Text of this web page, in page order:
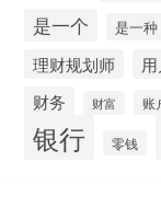
是一个 是一种
理财规划师
财务 财富 账
银行 零钱